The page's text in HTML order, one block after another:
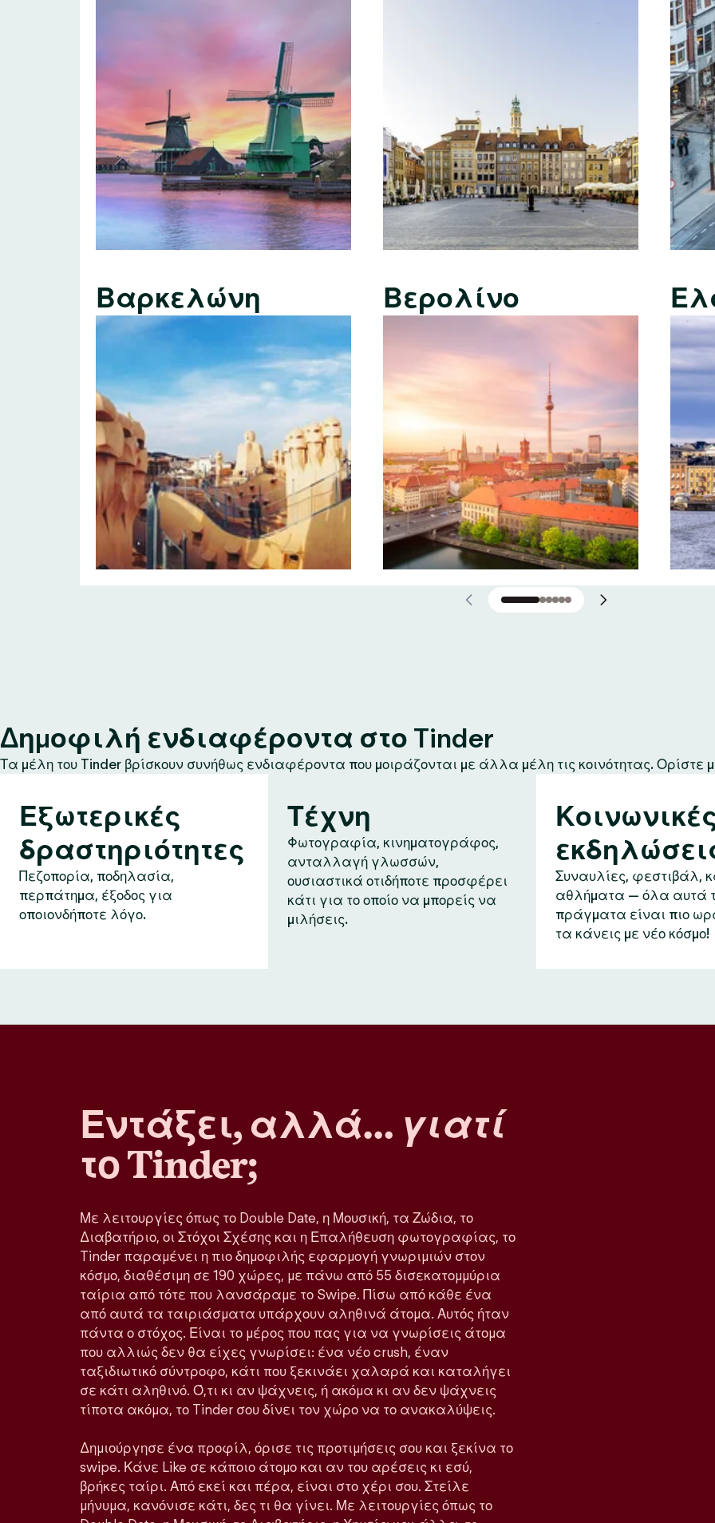
Βαρκελώνη Βερολίνο
Δημοφιλή ενδιαφέροντα στο Tinder
Τα μέλη του Tinder βρίσκουν συνήθως ενδιαφέροντα που μοιράζονται με άλλα μέλη τις κοινότητας. Ορίστε
Εξωτερικές
δραστηριότητες
Πεζοπορία, ποδηλασία,
περπάτημα, έξοδος για
οποιονδήποτε λόγο.
Τέχνη
Φωτογραφία, κινηματογράφος,
ανταλλαγή γλωσσών,
ουσιαστικά οτιδήποτε προσφέρει
κάτι για το οποίο να μπορείς να
μιλήσεις.
Συναυλίες, φεστιβάλ,
αθλήματα — όλα αυτά
πράγματα είναι πιο
τα κάνεις με νέο κόσμο!
Εντάξει, αλλά…γιατί
το Tinder;
Με λειτουργίες όπως το Double Date, η Μουσική, τα Ζώδια, το
Διαβατήριο, οι Στόχοι Σχέσης και η Επαλήθευση φωτογραφίας, το
Tinder παραμένει η πιο δημοφιλής εφαρμογή γνωριμιών στον
κόσμο, διαθέσιμη σε 190 χώρες, με πάνω από 55 δισεκατομμύρια
ταίρια από τότε που λανσάραμε το Swipe. Πίσω από κάθε ένα
από αυτά τα ταιριάσματα υπάρχουν αληθινά άτομα. Αυτός ήταν
πάντα ο στόχος. Είναι το μέρος που πας για να γνωρίσεις άτομα
που αλλιώς δεν θα είχες γνωρίσει: ένα νέο crush, έναν
ταξιδιωτικό σύντροφο, κάτι που ξεκινάει χαλαρά και καταλήγει
σε κάτι αληθινό. Ό,τι κι αν ψάχνεις, ή ακόμα κι αν δεν ψάχνεις
τίποτα ακόμα, το Tinder σου δίνει τον χώρο να το ανακαλύψεις.
Δημιούργησε ένα προφίλ, όρισε τις προτιμήσεις σου και ξεκίνα το
swipe. Κάνε Like σε κάποιο άτομο και αν του αρέσεις κι εσύ,
βρήκες ταίρι. Από εκεί και πέρα, είναι στο χέρι σου. Στείλε
μήνυμα, κανόνισε κάτι, δες τι θα γίνει. Με λειτουργίες όπως το